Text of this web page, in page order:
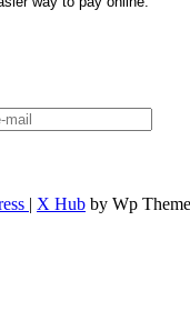
| X Hub by Wp